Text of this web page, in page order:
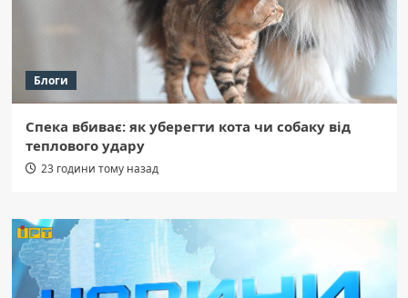
Блоги
Спека вбиває: як уберегти кота чи собаку від
теплового удару
23 години тому назад